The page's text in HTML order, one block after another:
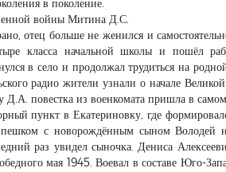
в поколение.
войны Митина Д.С.
отец больше не женился и
класса начальной школы и пошёл
в село и продолжал трудиться на
радио жители узнали о начале
повестка из военкомата пришла в самом
пункт в Екатериновку, где
с новорождённым сыном Володей
раз увидел сыночка. Дениса
мая 1945. Воевал в составе Юго-